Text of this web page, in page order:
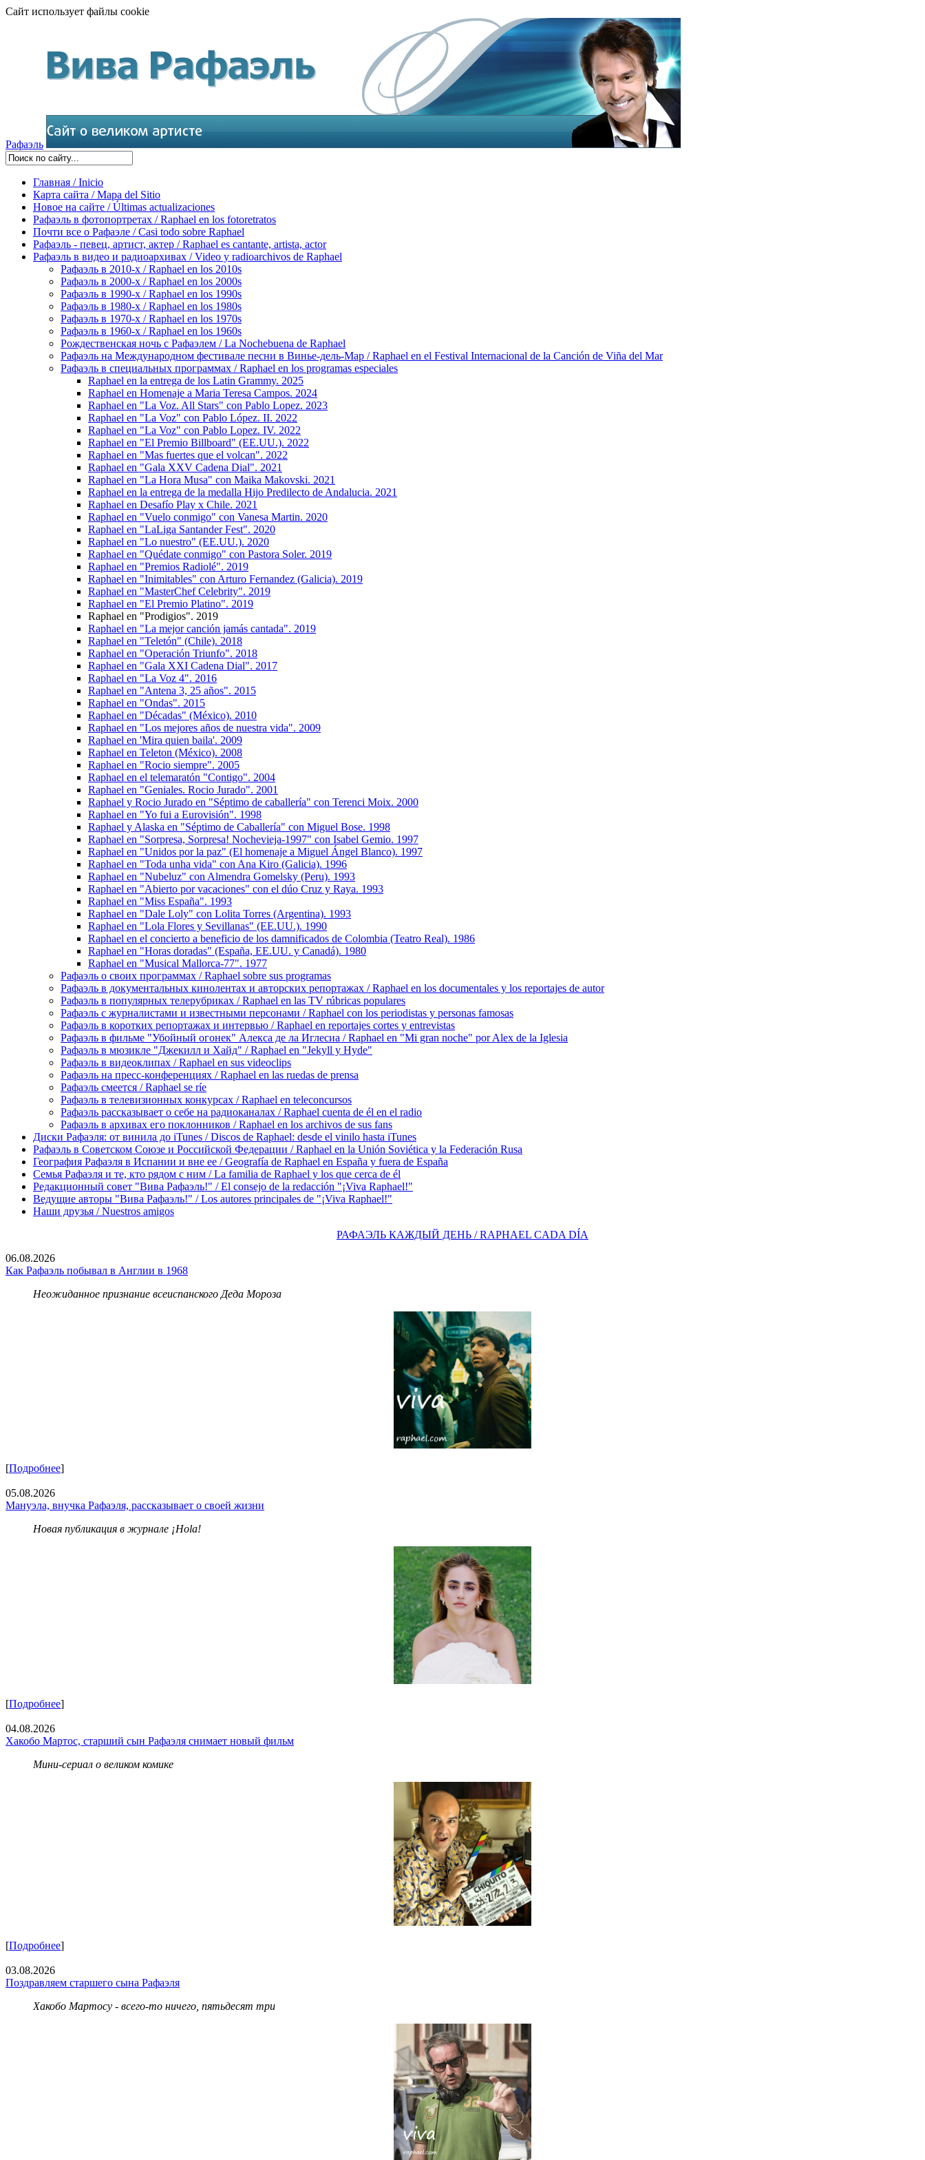
Сайт использует файлы cookie
Рафаэль
Главная / Inicio
Карта сайта / Mapa del Sitio
Новое на сайте / Últimas actualizaciones
Рафаэль в фотопортретах / Raphael en los fotoretratos
Почти все о Рафаэле / Casi todo sobre Raphael
Рафаэль - певец, артист, актер / Raphael es cantante, artista, actor
Рафаэль в видео и радиоархивах / Video y radioarchivos de Raphael
Рафаэль в 2010-х / Raphael en los 2010s
Рафаэль в 2000-х / Raphael en los 2000s
Рафаэль в 1990-х / Raphael en los 1990s
Рафаэль в 1980-х / Raphael en los 1980s
Рафаэль в 1970-х / Raphael en los 1970s
Рафаэль в 1960-х / Raphael en los 1960s
Рождественская ночь с Рафаэлем / La Nochebuena de Raphael
Рафаэль на Международном фестивале песни в Винье-дель-Мар / Raphael en el Festival Internacional de la Canción de Viña del Mar
Рафаэль в специальных программах / Raphael en los programas especiales
Raphael en la entrega de los Latin Grammy. 2025
Raphael en Homenaje a Maria Teresa Campos. 2024
Raphael en "La Voz. All Stars" con Pablo Lopez. 2023
Raphael en "La Voz" con Pablo López. II. 2022
Raphael en "La Voz" con Pablo Lopez. IV. 2022
Raphael en "El Premio Billboard" (EE.UU.). 2022
Raphael en "Mas fuertes que el volcan". 2022
Raphael en "Gala XXV Cadena Dial". 2021
Raphael en "La Hora Musa" con Maika Makovski. 2021
Raphael en la entrega de la medalla Hijo Predilecto de Andalucia. 2021
Raphael en Desafío Play x Chile. 2021
Raphael en "Vuelo conmigo" con Vanesa Martin. 2020
Raphael en "LaLiga Santander Fest". 2020
Raphael en "Lo nuestro" (EE.UU.). 2020
Raphael en "Quédate conmigo" con Pastora Soler. 2019
Raphael en "Premios Radiolé". 2019
Raphael en "Inimitables" con Arturo Fernandez (Galicia). 2019
Raphael en "MasterChef Celebrity". 2019
Raphael en "El Premio Platino". 2019
Raphael en "Prodigios". 2019
Raphael en "La mejor canción jamás cantada". 2019
Raphael en "Teletón" (Chile). 2018
Raphael en "Operación Triunfo". 2018
Raphael en "Gala XXI Cadena Dial". 2017
Raphael en "La Voz 4". 2016
Raphael en "Antena 3, 25 años". 2015
Raphael en "Ondas". 2015
Raphael en "Décadas" (México). 2010
Raphael en "Los mejores años de nuestra vida". 2009
Raphael en 'Mira quien baila'. 2009
Raphael en Teleton (México). 2008
Raphael en "Rocio siempre". 2005
Raphael en el telemaratón "Contigo". 2004
Raphael en "Geniales. Rocio Jurado". 2001
Raphael y Rocio Jurado en "Séptimo de caballería" con Terenci Moix. 2000
Raphael en "Yo fui a Eurovisión". 1998
Raphael y Alaska en "Séptimo de Caballería" con Miguel Bose. 1998
Raphael en "Sorpresa, Sorpresa! Nochevieja-1997" con Isabel Gemio. 1997
Raphael en "Unidos por la paz" (El homenaje a Miguel Ángel Blanco). 1997
Raphael en "Toda unha vida" con Ana Kiro (Galicia). 1996
Raphael en "Nubeluz" con Almendra Gomelsky (Peru). 1993
Raphael en "Abierto por vacaciones" con el dúo Cruz y Raya. 1993
Raphael en "Miss España". 1993
Raphael en "Dale Loly" con Lolita Torres (Argentina). 1993
Raphael en "Lola Flores y Sevillanas" (EE.UU.). 1990
Raphael en el concierto a beneficio de los damnificados de Colombia (Teatro Real). 1986
Raphael en "Horas doradas" (España, EE.UU. y Canadá). 1980
Raphael en "Musical Mallorca-77". 1977
Рафаэль о своих программах / Raphael sobre sus programas
Рафаэль в документальных кинолентах и авторских репортажах / Raphael en los documentales y los reportajes de autor
Рафаэль в популярных телерубриках / Raphael en las TV rúbricas populares
Рафаэль с журналистами и известными персонами / Raphael con los periodistas y personas famosas
Рафаэль в коротких репортажах и интервью / Raphael en reportajes cortes y entrevistas
Рафаэль в фильме "Убойный огонек" Алекса де ла Иглесиа / Raphael en "Mi gran noche" por Alex de la Iglesia
Рафаэль в мюзикле "Джекилл и Хайд" / Raphael en "Jekyll y Hyde"
Рафаэль в видеоклипах / Raphael en sus videoclips
Рафаэль на пресс-конференциях / Raphael en las ruedas de prensa
Рафаэль смеется / Raphael se ríe
Рафаэль в телевизионных конкурсах / Raphael en teleconcursos
Рафаэль рассказывает о себе на радиоканалах / Raphael cuenta de él en el radio
Рафаэль в архивах его поклонников / Raphael en los archivos de sus fans
Диски Рафаэля: от винила до iTunes / Discos de Raphael: desde el vinilo hasta iTunes
Рафаэль в Советском Союзе и Российской Федерации / Raphael en la Unión Soviética y la Federación Rusa
География Рафаэля в Испании и вне ее / Geografía de Raphael en España y fuera de España
Семья Рафаэля и те, кто рядом с ним / La familia de Raphael y los que cerca de él
Редакционный совет "Вива Рафаэль!" / El consejo de la redacción "¡Viva Raphael!"
Ведущие авторы "Вива Рафаэль!" / Los autores principales de "¡Viva Raphael!"
Наши друзья / Nuestros amigos
РАФАЭЛЬ КАЖДЫЙ ДЕНЬ / RAPHAEL CADA DÍA
06.08.2026
Как Рафаэль побывал в Англии в 1968
Неожиданное признание всеиспанского Деда Мороза
[Подробнее]
05.08.2026
Мануэла, внучка Рафаэля, рассказывает о своей жизни
Новая публикация в журнале ¡Hola!
[Подробнее]
04.08.2026
Хакобо Мартос, старший сын Рафаэля снимает новый фильм
Мини-сериал о великом комике
[Подробнее]
03.08.2026
Поздравляем старшего сына Рафаэля
Хакобо Мартосу - всего-то ничего, пятьдесят три